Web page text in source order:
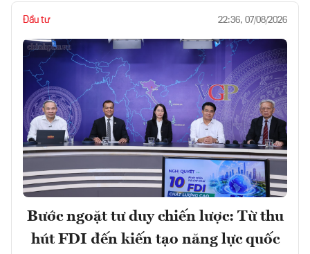
Đầu tư 22:36, 07/08/2026
Bước ngoặt tư duy chiến lược: Từ thu
hút FDI đến kiến tạo năng lực quốc